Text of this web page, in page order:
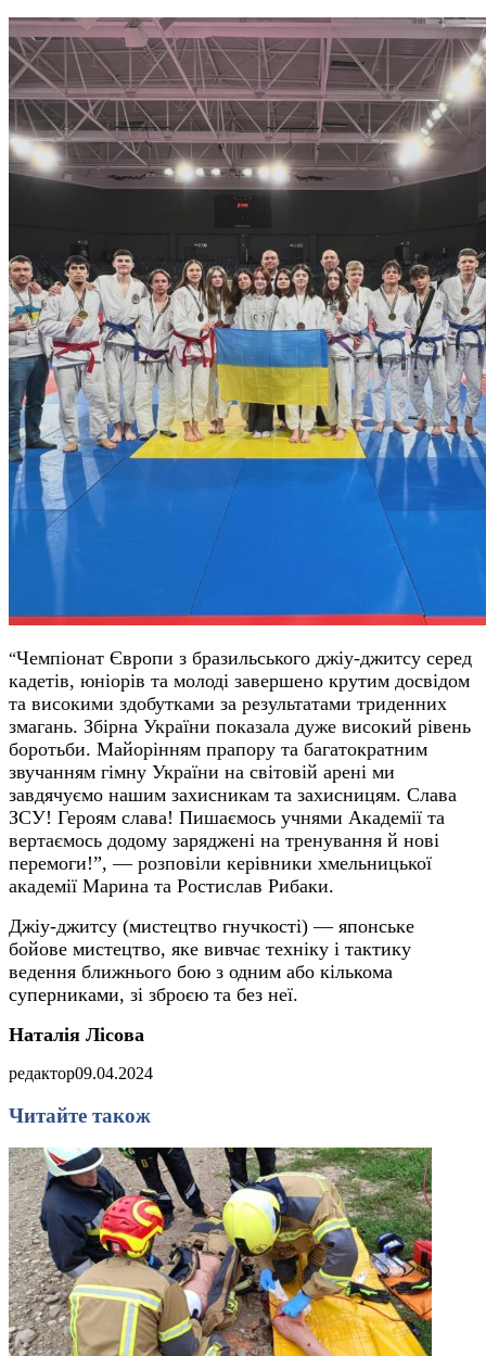
“Чемпіонат Європи з бразильського джіу-джитсу серед
кадетів, юніорів та молоді завершено крутим досвідом
та високими здобутками за результатами триденних
змагань. Збірна України показала дуже високий рівень
боротьби. Майорінням прапору та багатократним
звучанням гімну України на світовій арені ми
завдячуємо нашим захисникам та захисницям. Слава
ЗСУ! Героям слава! Пишаємось учнями Академії та
вертаємось додому заряджені на тренування й нові
перемоги!”, — розповіли керівники хмельницької
академії Марина та Ростислав Рибаки.
Джіу-джитсу (мистецтво гнучкості) — японське
бойове мистецтво, яке вивчає техніку і тактику
ведення ближнього бою з одним або кількома
суперниками, зі зброєю та без неї.
Наталія Лісова
редактор09.04.2024
Читайте також